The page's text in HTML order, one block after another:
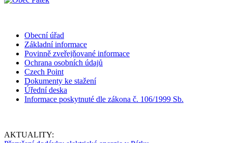
Obecní úřad
Základní informace
Povinně zveřejňované informace
Ochrana osobních údajů
Czech Point
Dokumenty ke stažení
Úřední deska
Informace poskytnuté dle zákona č. 106/1999 Sb.
AKTUALITY: